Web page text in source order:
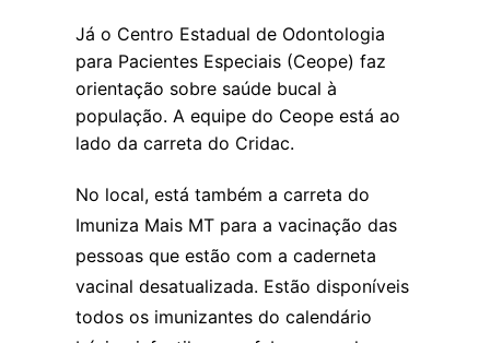
Já o Centro Estadual de Odontologia
para Pacientes Especiais (Ceope) faz
orientação sobre saúde bucal à
população. A equipe do Ceope está ao
lado da carreta do Cridac.
No local, está também a carreta do
Imuniza Mais MT para a vacinação das
pessoas que estão com a caderneta
vacinal desatualizada. Estão disponíveis
todos os imunizantes do calendário